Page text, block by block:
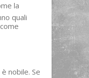
la
quali
nobile. Se